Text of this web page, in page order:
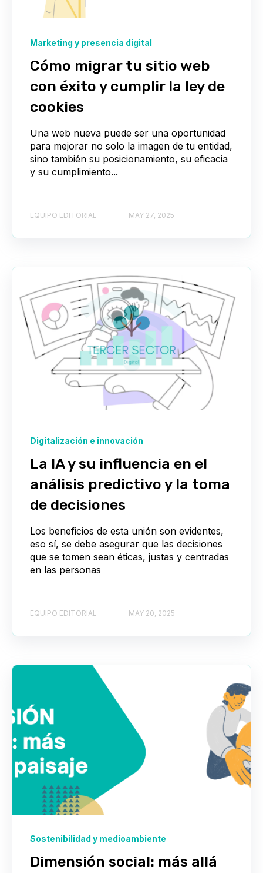
Marketing y presencia digital
Cómo migrar tu sitio web
con éxito y cumplir la ley de
cookies
Una web nueva puede ser una oportunidad
para mejorar no solo la imagen de tu entidad,
sino también su posicionamiento, su eficacia
y su cumplimiento...
EQUIPO EDITORIAL MAY 27, 2025
Digitalización e innovación
La IA y su influencia en el
análisis predictivo y la toma
de decisiones
Los beneficios de esta unión son evidentes,
eso sí, se debe asegurar que las decisiones
que se tomen sean éticas, justas y centradas
en las personas
EQUIPO EDITORIAL MAY 20, 2025
Sostenibilidad y medioambiente
Dimensión social: más allá